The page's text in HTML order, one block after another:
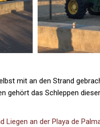
mit an den Strand
gehört das Schleppen
Liegen an der Playa de